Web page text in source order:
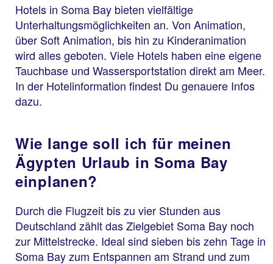
Hotels in Soma Bay bieten vielfältige
Unterhaltungsmöglichkeiten an. Von Animation,
über Soft Animation, bis hin zu Kinderanimation
wird alles geboten. Viele Hotels haben eine eigene
Tauchbase und Wassersportstation direkt am Meer.
In der Hotelinformation findest Du genauere Infos
dazu.
Wie lange soll ich für meinen
Ägypten Urlaub in Soma Bay
einplanen?
Durch die Flugzeit bis zu vier Stunden aus
Deutschland zählt das Zielgebiet Soma Bay noch
zur Mittelstrecke. Ideal sind sieben bis zehn Tage in
Soma Bay zum Entspannen am Strand und zum